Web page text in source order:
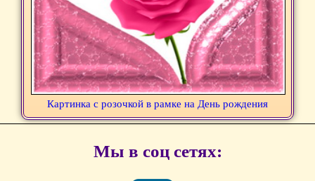
Картинка с розочкой в рамке на День рождения
Мы в соц сетях: